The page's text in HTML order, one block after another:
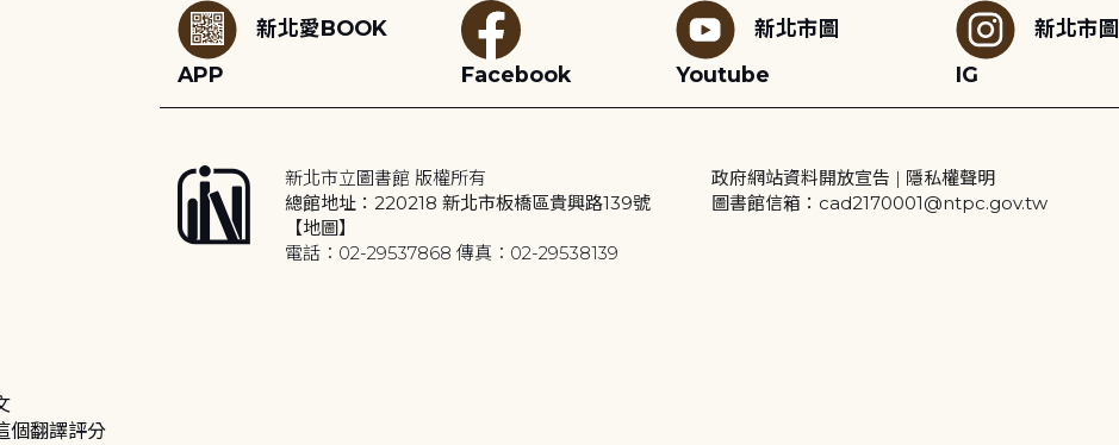
新北愛BOOK
APP
Facebook
新北市圖
Youtube
新北市圖
IG
新北市立圖書館 版權所有
總館地址：220218 新北市板橋區貴興路139號
【地圖】
電話：02-29537868 傳真：02-29538139
政府網站資料開放宣告 | 隱私權聲明
圖書館信箱：cad2170001@ntpc.gov.tw
個翻譯評分